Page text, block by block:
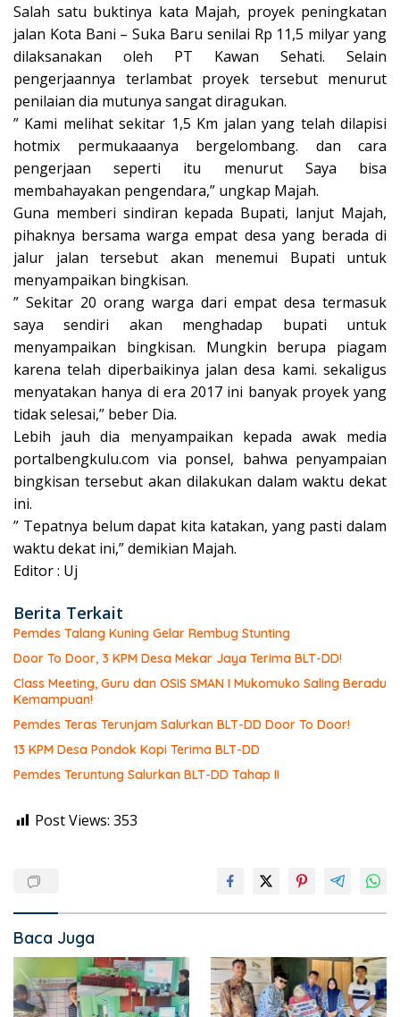
Salah satu buktinya kata Majah, proyek peningkatan
jalan Kota Bani – Suka Baru senilai Rp 11,5 milyar yang
dilaksanakan oleh PT Kawan Sehati. Selain
pengerjaannya terlambat proyek tersebut menurut
penilaian dia mutunya sangat diragukan.
” Kami melihat sekitar 1,5 Km jalan yang telah dilapisi
hotmix permukaaanya bergelombang. dan cara
pengerjaan seperti itu menurut Saya bisa
membahayakan pengendara,” ungkap Majah.
Guna memberi sindiran kepada Bupati, lanjut Majah,
pihaknya bersama warga empat desa yang berada di
jalur jalan tersebut akan menemui Bupati untuk
menyampaikan bingkisan.
” Sekitar 20 orang warga dari empat desa termasuk
saya sendiri akan menghadap bupati untuk
menyampaikan bingkisan. Mungkin berupa piagam
karena telah diperbaikinya jalan desa kami. sekaligus
menyatakan hanya di era 2017 ini banyak proyek yang
tidak selesai,” beber Dia.
Lebih jauh dia menyampaikan kepada awak media
portalbengkulu.com via ponsel, bahwa penyampaian
bingkisan tersebut akan dilakukan dalam waktu dekat
ini.
” Tepatnya belum dapat kita katakan, yang pasti dalam
waktu dekat ini,” demikian Majah.
Editor : Uj
Berita Terkait
Pemdes Talang Kuning Gelar Rembug Stunting
Door To Door, 3 KPM Desa Mekar Jaya Terima BLT-DD!
Class Meeting, Guru dan OSIS SMAN I Mukomuko Saling Beradu
Kemampuan!
Pemdes Teras Terunjam Salurkan BLT-DD Door To Door!
13 KPM Desa Pondok Kopi Terima BLT-DD
Pemdes Teruntung Salurkan BLT-DD Tahap II
Post Views: 353
Baca Juga